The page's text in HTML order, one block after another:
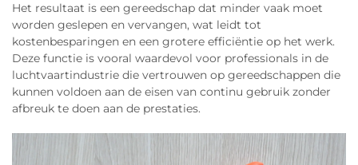
Het resultaat is een gereedschap dat minder vaak moet
worden geslepen en vervangen, wat leidt tot
kostenbesparingen en een grotere efficiëntie op het werk.
Deze functie is vooral waardevol voor professionals in de
luchtvaartindustrie die vertrouwen op gereedschappen die
kunnen voldoen aan de eisen van continu gebruik zonder
afbreuk te doen aan de prestaties.